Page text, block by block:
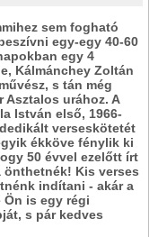
sem fogható
egy-egy 40-60
egy 4
Kálmánchey Zoltán
s tán még
Asztalos urához. A
István első, 1966-
verseskötetét
ékköve fénylik ki
50 évvel ezelőtt írt
önthetnék! Kis verses
indítani - akár a
Ön is egy régi
s pár kedves